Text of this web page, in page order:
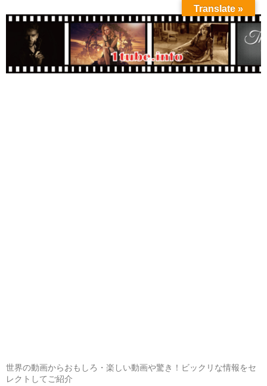
世界の動画からおもしろ・楽しい動画や驚き！ビックリな情報をセ
レクトしてご紹介
Translate »